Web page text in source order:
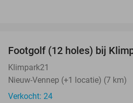
Footgolf (12 holes) bij
Klimpark21
Nieuw-Vennep (+1 locatie) (7 km)
Verkocht: 24